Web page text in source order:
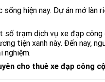
hiện nay. Dự án mở làn
số trạm dịch vụ xe đạp
tiện xanh này. Đến nay,
nghiệm.
cho thuê xe đạp công